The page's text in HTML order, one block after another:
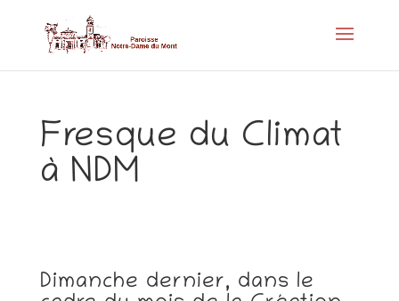
Fresque du Climat
à NDM
Dimanche dernier, dans le